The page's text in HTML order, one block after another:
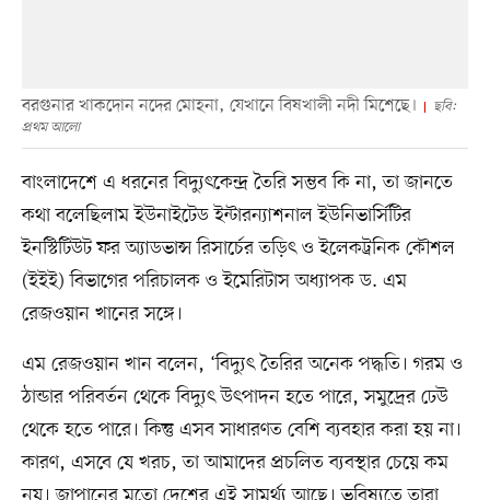
বরগুনার খাকদোন নদের মোহনা, যেখানে বিষখালী নদী মিশেছে।
ছবি:
প্রথম আলো
বাংলাদেশে এ ধরনের বিদ্যুৎকেন্দ্র তৈরি সম্ভব কি না, তা জানতে
কথা বলেছিলাম ইউনাইটেড ইন্টারন্যাশনাল ইউনিভার্সিটির
ইনস্টিটিউট ফর অ্যাডভান্স রিসার্চের তড়িৎ ও ইলেকট্রনিক কৌশল
(ইইই) বিভাগের পরিচালক ও ইমেরিটাস অধ্যাপক ড. এম
রেজওয়ান খানের সঙ্গে।
এম রেজওয়ান খান বলেন, ‘বিদ্যুৎ তৈরির অনেক পদ্ধতি। গরম ও
ঠান্ডার পরিবর্তন থেকে বিদ্যুৎ উৎপাদন হতে পারে, সমুদ্রের ঢেউ
থেকে হতে পারে। কিন্তু এসব সাধারণত বেশি ব্যবহার করা হয় না।
কারণ, এসবে যে খরচ, তা আমাদের প্রচলিত ব্যবস্থার চেয়ে কম